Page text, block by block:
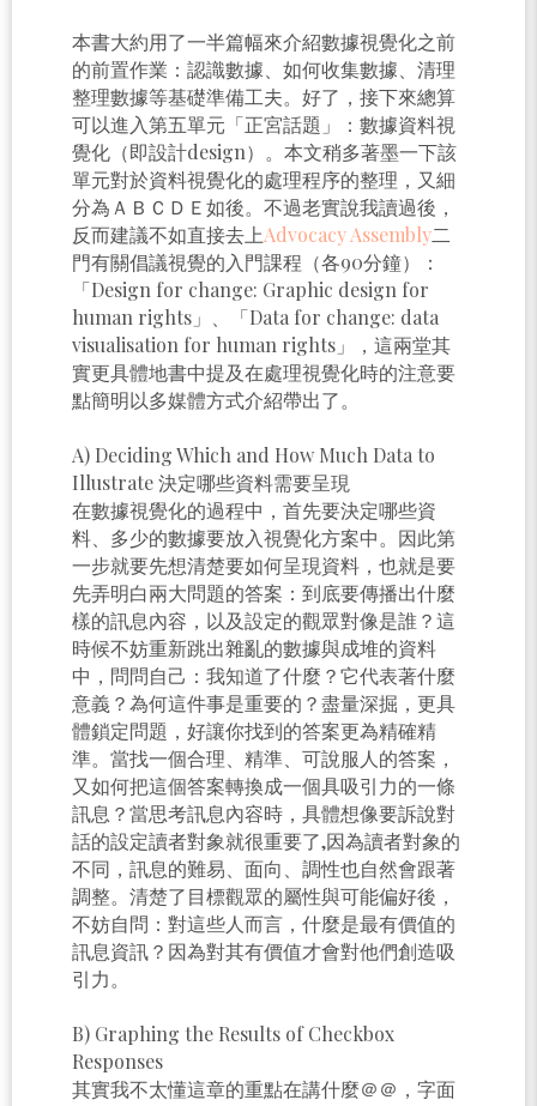
本書大約用了一半篇幅來介紹數據視覺化之前
的前置作業：認識數據、如何收集數據、清理
整理數據等基礎準備工夫。好了，接下來總算
可以進入第五單元「正宮話題」：數據資料視
覺化（即設計design）。本文稍多著墨一下該
單元對於資料視覺化的處理程序的整理，又細
分為ＡＢＣＤＥ如後。不過老實說我讀過後，
反而建議不如直接去上Advocacy Assembly二
門有關倡議視覺的入門課程（各90分鐘）：
「Design for change: Graphic design for
human rights」、「Data for change: data
visualisation for human rights」，這兩堂其
實更具體地書中提及在處理視覺化時的注意要
點簡明以多媒體方式介紹帶出了。
A) Deciding Which and How Much Data to
Illustrate 決定哪些資料需要呈現
在數據視覺化的過程中，首先要決定哪些資
料、多少的數據要放入視覺化方案中。因此第
一步就要先想清楚要如何呈現資料，也就是要
先弄明白兩大問題的答案：到底要傳播出什麼
樣的訊息內容，以及設定的觀眾對像是誰？這
時候不妨重新跳出雜亂的數據與成堆的資料
中，問問自己：我知道了什麼？它代表著什麼
意義？為何這件事是重要的？盡量深掘，更具
體鎖定問題，好讓你找到的答案更為精確精
準。當找一個合理、精準、可說服人的答案，
又如何把這個答案轉換成一個具吸引力的一條
訊息？當思考訊息內容時，具體想像要訴說對
話的設定讀者對象就很重要了,因為讀者對象的
不同，訊息的難易、面向、調性也自然會跟著
調整。清楚了目標觀眾的屬性與可能偏好後，
不妨自問：對這些人而言，什麼是最有價值的
訊息資訊？因為對其有價值才會對他們創造吸
引力。
B) Graphing the Results of Checkbox
Responses
其實我不太懂這章的重點在講什麼＠＠，字面